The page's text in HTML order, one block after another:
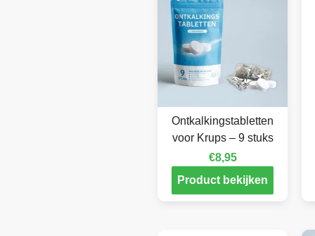
Ontkalkingstabletten
voor Krups – 9 stuks
€8,95
Product bekijken